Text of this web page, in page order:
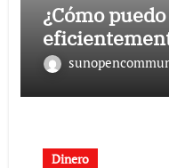
¿Cómo
Dinero